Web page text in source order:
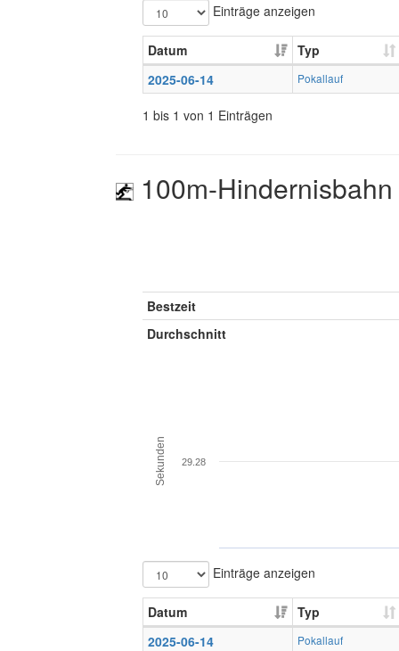
Einträge anzeigen
Datum
Typ
2025-06-14
Pokallauf
1 bis 1 von 1 Einträgen
100m-
Bestzeit
Durchschnitt
Sekunden 29.28
Einträge anzeigen
Datum
Typ
2025-06-14
Pokallauf